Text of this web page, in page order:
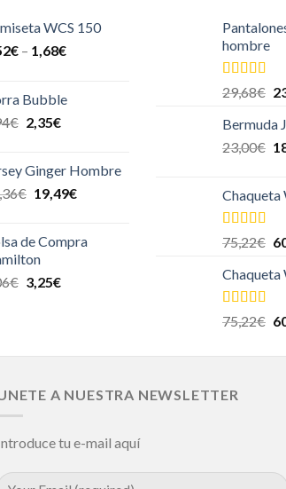
WCS 150
€ – 1,68€
Bubble
€ 2,35€
Ginger Hombre
€ 19,49€
de Compra
€ 3,25€
hombre
Valorado
5.00
29,68€
Bermuda
23,00€
Valorado
5.00
75,22€
Chaqueta
Valorado
5.00
75,22€
A NUESTRA NEWSLETTER
tu e-mail aquí